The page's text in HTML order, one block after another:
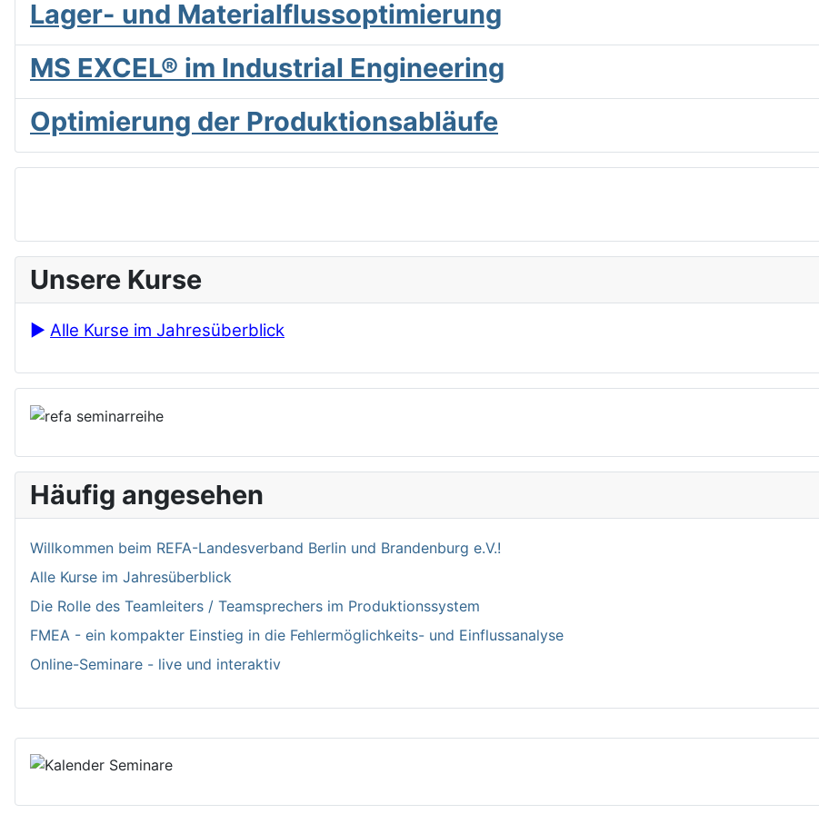
Lager- und Materialflussoptimierung
MS EXCEL® im Industrial Engineering
Optimierung der Produktionsabläufe
Unsere Kurse
► Alle Kurse im Jahresüberblick
Häufig angesehen
Willkommen bei­m REFA-Landesverband Berlin und Brandenburg e.V.!
Alle Kurse im Jahresüberblick
Die Rolle des Teamleiters / Teamsprechers im Produktionssystem
FMEA - ein kompakter Einstieg in die Fehlermöglichkeits- und Einflussanalyse
Online-Seminare - live und interaktiv